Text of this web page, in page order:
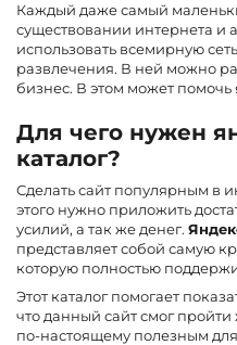
Каждый даже самый
существовании интернета и
использовать всемирную
развлечения. В ней можно
бизнес. В этом может помочь
Для чего нужен
каталог?
Сделать сайт популярным в
этого нужно приложить
усилий, а так же денег.
представляет собой самую
которую полностью
Этот каталог помогает
что данный сайт смог
по-настоящему полезным